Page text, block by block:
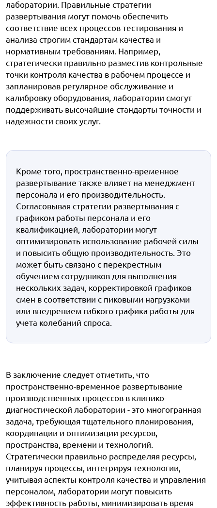
лаборатории. Правильные стратегии
развертывания могут помочь обеспечить
соответствие всех процессов тестирования и
анализа строгим стандартам качества и
нормативным требованиям. Например,
стратегически правильно разместив контрольные
точки контроля качества в рабочем процессе и
запланировав регулярное обслуживание и
калибровку оборудования, лаборатории смогут
поддерживать высочайшие стандарты точности и
надежности своих услуг.
Кроме того, пространственно-временное
развертывание также влияет на менеджмент
персонала и его производительность.
Согласовывая стратегии развертывания с
графиком работы персонала и его
квалификацией, лаборатории могут
оптимизировать использование рабочей силы
и повысить общую производительность. Это
может быть связано с перекрестным
обучением сотрудников для выполнения
нескольких задач, корректировкой графиков
смен в соответствии с пиковыми нагрузками
или внедрением гибкого графика работы для
учета колебаний спроса.
В заключение следует отметить, что
пространственно-временное развертывание
производственных процессов в клинико-
диагностической лаборатории - это многогранная
задача, требующая тщательного планирования,
координации и оптимизации ресурсов,
пространства, времени и технологий.
Стратегически правильно распределяя ресурсы,
планируя процессы, интегрируя технологии,
учитывая аспекты контроля качества и управления
персоналом, лаборатории могут повысить
эффективность работы, минимизировать время